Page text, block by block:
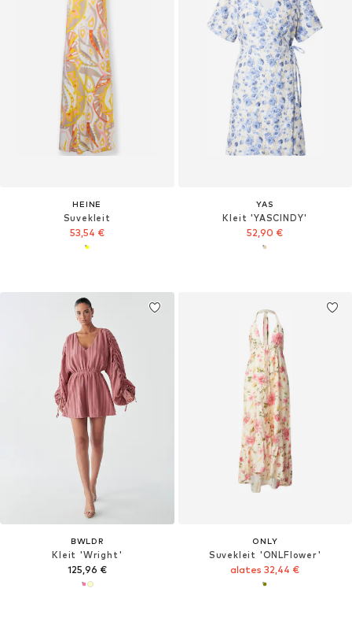
HEINE
Suvekleit
53,54 €
YAS
Kleit 'YASCINDY'
52,90 €
BWLDR
Kleit 'Wright'
125,96 €
ONLY
Suvekleit 'ONLFlower'
alates 32,44 €